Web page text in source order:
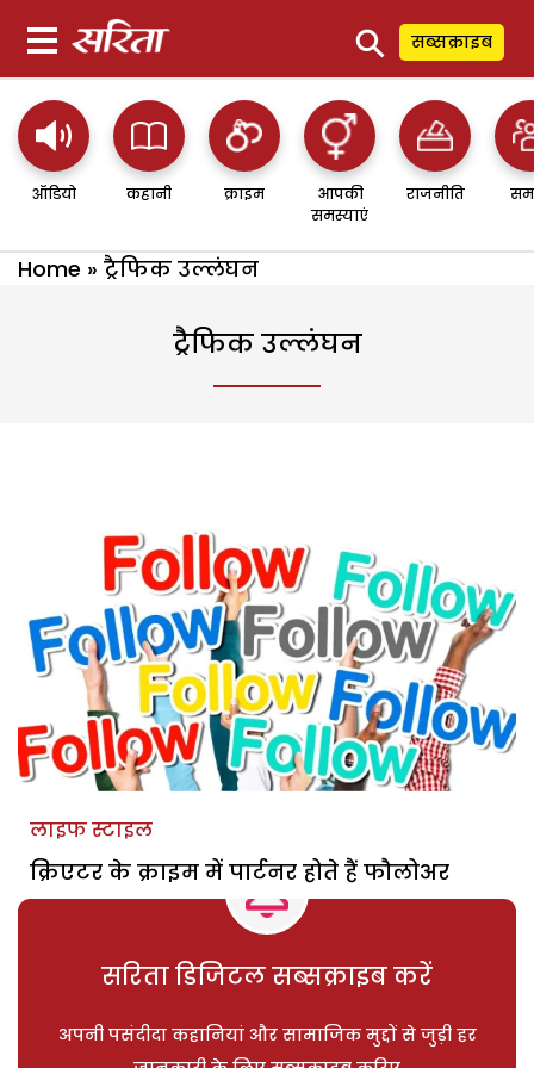
⚲ सब्सक्राइब
ऑडियो कहानी क्राइम
आपकी
समस्याएं
राजनीति
Home » ट्रैफिक उल्लंघन
ट्रैफिक उल्लंघन
लाइफ स्टाइल
क्रिएटर के क्राइम में पार्टनर होते हैं फौलोअर
सरिता डिजिटल सब्सक्राइब करें
अपनी पसंदीदा कहानियां और सामाजिक मुद्दों से जुड़ी हर